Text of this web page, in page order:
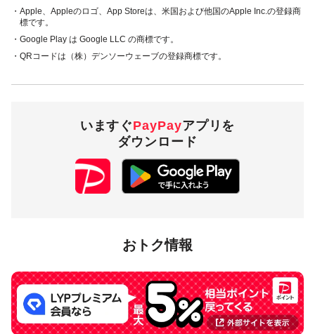
・Apple、Appleのロゴ、App Storeは、米国および他国のApple Inc.の登録商
標です。
・Google Play は Google LLC の商標です。
・QRコードは（株）デンソーウェーブの登録商標です。
いますぐPayPayアプリを
ダウンロード
おトク情報